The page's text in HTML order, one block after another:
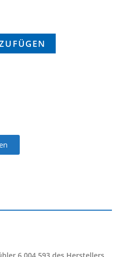
6,004,593 des Herstellers